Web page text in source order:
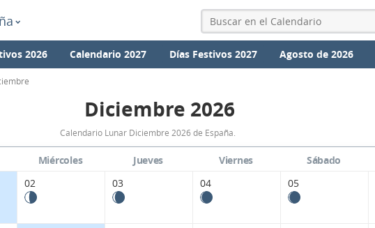
2026 Calendario 2027 Días Festivos 2027 Agosto de 2026
Calendario
Lunar
Diciembre
2026
Diciembre 2026
Calendario Lunar Diciembre 2026 de España.
Miércoles Jueves Viernes Sábado
02 03 04 05